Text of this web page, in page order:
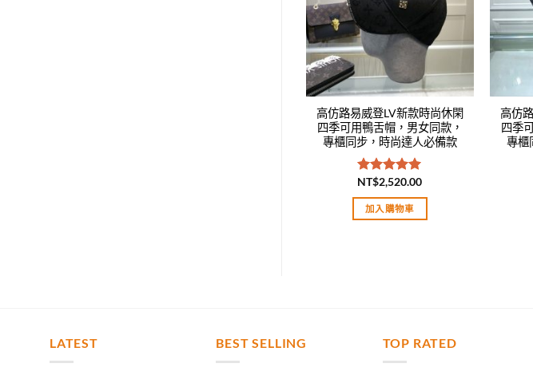
高仿路易威登LV新款時尚休閑
四季可用鴨舌帽，男女同款，
專櫃同步，時尚達人必備款
評分5.00
滿分 5
NT$2,520.00
加入購物車
高仿
四季
專櫃
LATEST BEST SELLING TOP RATED